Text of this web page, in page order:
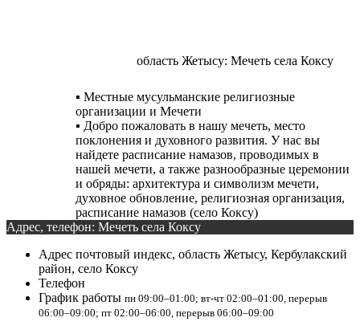
область Жетысу: Мечеть села Коксу
▪️ Местные мусульманские религиозные
организации и Мечети
▪️ Добро пожаловать в нашу мечеть, место
поклонения и духовного развития. У нас вы
найдете расписание намазов, проводимых в
нашей мечети, а также разнообразные церемонии
и обряды: архитектура и символизм мечети,
духовное обновление, религиозная организация,
расписание намазов (село Коксу)
Адрес, телефон: Мечеть села Коксу
Адрес почтовый индекс, область Жетысу, Кербулакский
район, село Коксу
Телефон
График работы пн 09:00–01:00; вт-чт 02:00–01:00, перерыв
06:00–09:00; пт 02:00–06:00, перерыв 06:00–09:00